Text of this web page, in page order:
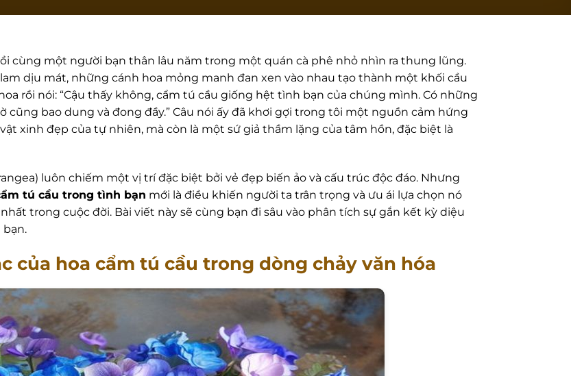
cùng một người bạn thân lâu năm trong một quán cà phê nhỏ nhìn ra thung lũng.
dịu mát, những cánh hoa mỏng manh đan xen vào nhau tạo thành một khối cầu
rồi nói: “Cậu thấy không, cẩm tú cầu giống hệt tình bạn của chúng mình. Có những
cũng bao dung và đong đầy.” Câu nói ấy đã khơi gợi trong tôi một nguồn cảm hứng
xinh đẹp của tự nhiên, mà còn là một sứ giả thầm lặng của tâm hồn, đặc biệt là
luôn chiếm một vị trí đặc biệt bởi vẻ đẹp biến ảo và cấu trúc độc đáo. Nhưng
tú cầu trong tình bạn mới là điều khiến người ta trân trọng và ưu ái lựa chọn nó
trong cuộc đời. Bài viết này sẽ cùng bạn đi sâu vào phân tích sự gắn kết kỳ diệu
bạn.
của hoa cẩm tú cầu trong dòng chảy văn hóa